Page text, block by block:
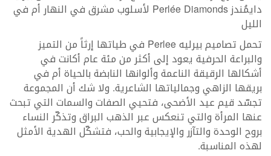
دايمُندز Perlée Diamonds لأسلوب مشرق في النهار أم في
الليل
تحمل تصاميم بيرليه Perlee في طياتها إرثاً من التميز
والبراعة الحرفية يعود إلى أكثر من مئة عام أكانت في
أشكالها الرقيقة الناعمة وألوانها النابضة بالحياة أم في
بريقها الزاهي وجمالياتها الشاعرية. ولا شك أن المجموعة
تجسّد قيم عيد الأضحى، فتحيي الصفات والسمات التي تبحث
عنها المرأة والتي تنعكس عبر الذهب البراق وتذكّر النساء
بروح الوحدة والتآزر والإيجابية والحب، فتشكّل الهدية الأمثل
لهذه المناسبة.